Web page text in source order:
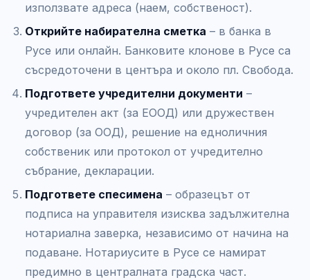
използвате адреса (наем, собственост).
Открийте набирателна сметка – в банка в
Русе или онлайн. Банковите клонове в Русе са
съсредоточени в центъра и около пл. Свобода.
Подгответе учредителни документи –
учредителен акт (за ЕООД) или дружествен
договор (за ООД), решение на едноличния
собственик или протокол от учредително
събрание, декларации.
Подгответе спесимена – образецът от
подписа на управителя изисква задължителна
нотариална заверка, независимо от начина на
подаване. Нотариусите в Русе се намират
предимно в централната градска част.